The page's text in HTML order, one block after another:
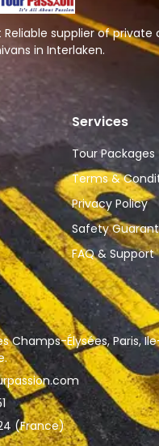
Reliable supplier of private
in Interlaken.
Services
Tour Packages
Terms &
Privacy Policy
Safety
FAQ & Support
Champs-Élysées, Paris,
(France)